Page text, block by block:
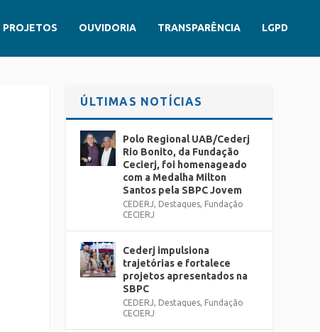
PROJETOS OUVIDORIA TRANSPARÊNCIA LGPD
ÚLTIMAS NOTÍCIAS
Polo Regional UAB/Cederj
Rio Bonito, da Fundação
Cecierj, foi homenageado
com a Medalha Milton
Santos pela SBPC Jovem
CEDERJ, Destaques, Fundação
CECIERJ
Cederj impulsiona
trajetórias e fortalece
projetos apresentados na
SBPC
CEDERJ, Destaques, Fundação
CECIERJ